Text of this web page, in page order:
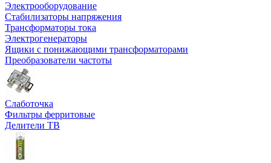
Электрооборудование
Стабилизаторы напряжения
Трансформаторы тока
Электрогенераторы
Ящики с понижающими трансформаторами
Преобразователи частоты
Слаботочка
Фильтры ферритовые
Делители ТВ